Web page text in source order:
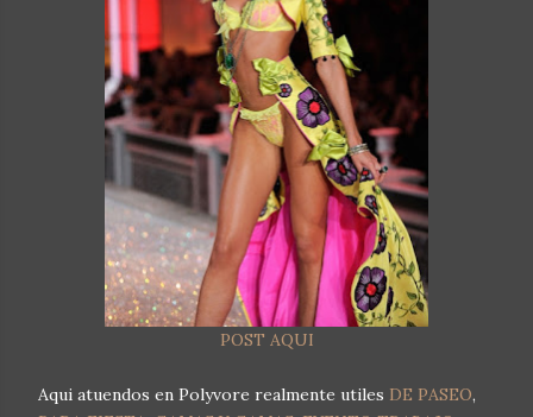
POST AQUI
Aqui atuendos en Polyvore realmente utiles DE PASEO,